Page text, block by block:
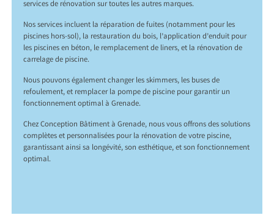
services de rénovation sur toutes les autres marques.
Nos services incluent la réparation de fuites (notamment pour les
piscines hors-sol), la restauration du bois, l’application d’enduit pour
les piscines en béton, le remplacement de liners, et la rénovation de
carrelage de piscine.
Nous pouvons également changer les skimmers, les buses de
refoulement, et remplacer la pompe de piscine pour garantir un
fonctionnement optimal à Grenade.
Chez Conception Bâtiment à Grenade, nous vous offrons des solutions
complètes et personnalisées pour la rénovation de votre piscine,
garantissant ainsi sa longévité, son esthétique, et son fonctionnement
optimal.